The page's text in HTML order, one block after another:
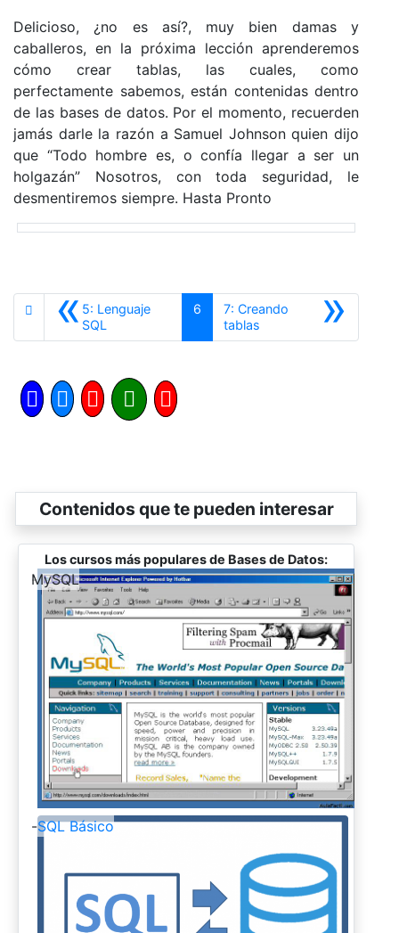
Delicioso, ¿no es así?, muy bien damas y
caballeros, en la próxima lección aprenderemos
cómo crear tablas, las cuales, como
perfectamente sabemos, están contenidas dentro
de las bases de datos. Por el momento, recuerden
jamás darle la razón a Samuel Johnson quien dijo
que “Todo hombre es, o confía llegar a ser un
holgazán” Nosotros, con toda seguridad, le
desmentiremos siempre. Hasta Pronto
«5: Lenguaje
SQL
6 »
7: Creando
tablas
Contenidos que te pueden interesar
Los cursos más populares de Bases de Datos:
-
MySQL
-SQL Básico